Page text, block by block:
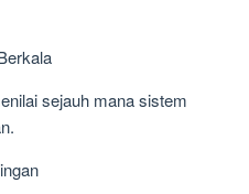
sejauh mana sistem